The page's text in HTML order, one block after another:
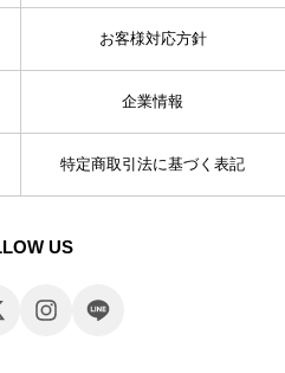
お客様対応方針
企業情報
特定商取引法に基づく表記
US